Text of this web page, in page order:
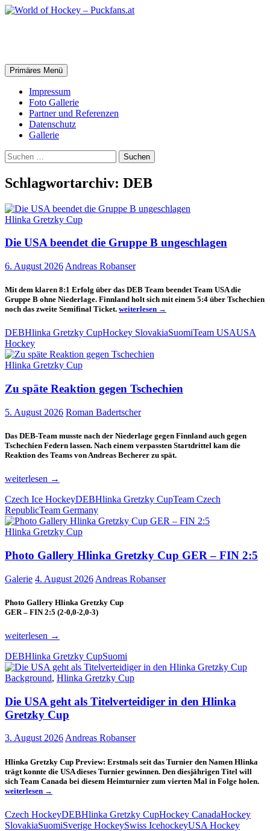
Zum
Suchen
Primäres Menü
Impressum
Foto Gallerie
Partner und Referenzen
Datenschutz
Gallerie
Suchen
nach:
Schlagwortarchiv: DEB
Hlinka Gretzky Cup
Die USA beendet die Gruppe B ungeschlagen
6. August 2026 Andreas Robanser
Mit dem klaren 8:1 Erfolg über das DEB Team beendet Team USA die
Gruppe B ohne Niederlage. Finnland holt sich mit einem 5:4 über Tschechien
noch das zweite Semifinal Ticket. Die
beendet
die
B
weiterlesen →
DEBHlinka Gretzky CupHockey SlovakiaSuomiTeam USAUSA
Hockey
Hlinka Gretzky Cup
Zu späte Reaktion gegen Tschechien
5. August 2026 Roman Badertscher
Das DEB-Team musste nach der Niederlage gegen Finnland auch gegen
Tschechien Federn lassen. Nach einem verpassten Startdrittel kam die
Reaktion des Teams von Andreas Becherer zu spät.
Zu
Reaktion
gegen
Tschechien
weiterlesen →
Czech Ice HockeyDEBHlinka Gretzky CupTeam Czech
RepublicTeam Germany
Hlinka Gretzky Cup
Photo Gallery Hlinka Gretzky Cup GER – FIN 2:5
Galerie 4. August 2026 Andreas Robanser
Photo Gallery Hlinka Gretzky Cup
GER – FIN 2:5 (2-0,0-2,0-3)
Photo
Hlinka
Gretzky
Cup
–
FIN
2:5
weiterlesen →
DEBHlinka Gretzky CupSuomi
Background, Hlinka Gretzky Cup
Die USA geht als Titelverteidiger in den Hlinka
Gretzky Cup
3. August 2026Andreas Robanser
Hlinka Gretzky Cup Preview: Erstmals seit das Turnier den Namen Hlinka
trägt konnte die USA dieses Turnier gewinnen. Den diesjährigen Titel will
sich Team Canada bei diesem Heimturnier zum vierten Mal in Folge holen.
weiterlesen →
Czech HockeyDEBHlinka Gretzky CupHockey CanadaHockey
SlovakiaSuomiSverige HockeySwiss IcehockeyUSA Hockey